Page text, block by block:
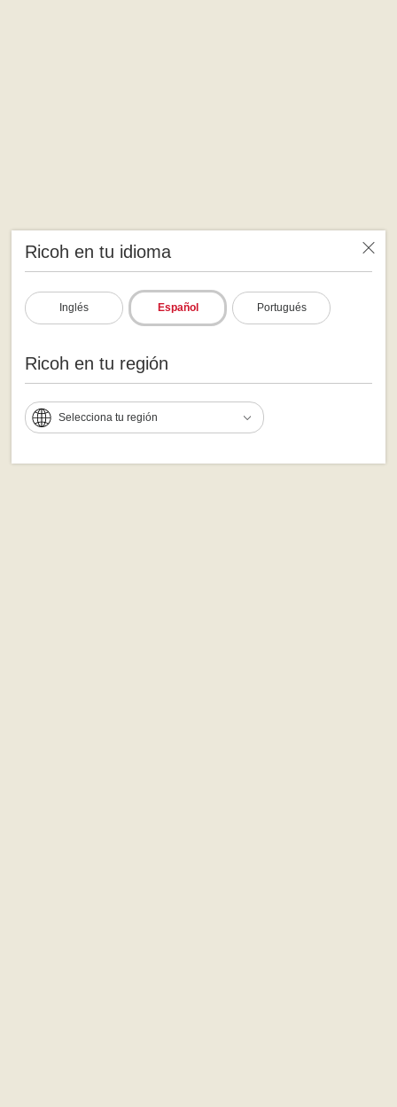
Ricoh en tu idioma
Inglés Español Portugués
Ricoh en tu región
Selecciona tu región